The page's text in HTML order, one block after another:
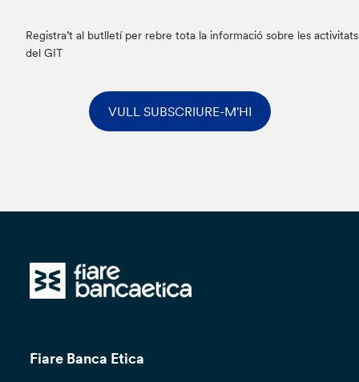
Registra’t al butlletí per rebre tota la informació sobre les activitats
del GIT
VULL SUBSCRIURE-M'HI
Fiare Banca Etica